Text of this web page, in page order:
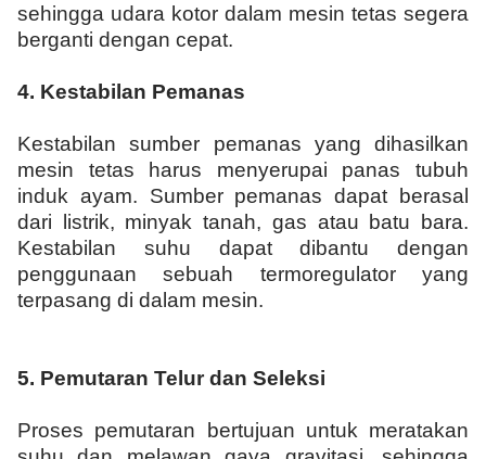
sehingga udara kotor dalam mesin tetas segera
berganti dengan cepat.
4. Kestabilan Pemanas
Kestabilan sumber pemanas yang dihasilkan
mesin tetas harus menyerupai panas tubuh
induk ayam. Sumber pemanas dapat berasal
dari listrik, minyak tanah, gas atau batu bara.
Kestabilan suhu dapat dibantu dengan
penggunaan sebuah termoregulator yang
terpasang di dalam mesin.
5. Pemutaran Telur dan Seleksi
Proses pemutaran bertujuan untuk meratakan